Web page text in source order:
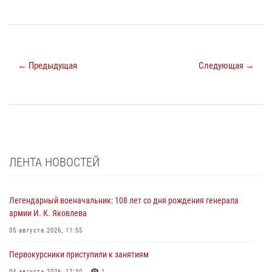
← Предыдущая Следующая →
ЛЕНТА НОВОСТЕЙ
Легендарный военачальник: 108 лет со дня рождения генерала
армии И. К. Яковлева
05 августа 2026, 11:55
Первокурсники приступили к занятиям